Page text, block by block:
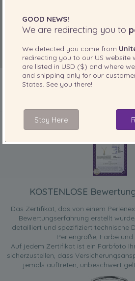
IN IHREM PRODUKT
KOSTENLOSE
Das Zertifikat, das von einem
Bewertungserfahrung erstellt
detailliert und spezifiziert technische
Perlengröße, Farbe
Auf jedem Zertifikat ist ein Farbfoto
sicherzustellen, dass
jemals auftreten, unbeschwert
GOOD NEWS!
We are redirecting you to
We detected you come from
redirecting you to our US website
are listed in USD ($) and where
and shipping only for our
States. See you there!
Stay Here